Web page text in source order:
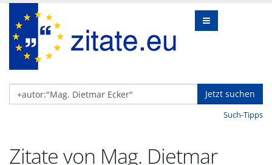
Jetzt suchen
Such-Tipps
Zitate von Mag. Dietmar